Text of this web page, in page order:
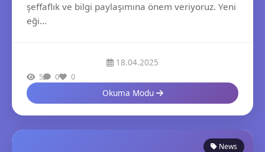
şeffaflık ve bilgi paylaşımına önem veriyoruz. Yeni
eği...
18.04.2025
5 0 0
Okuma Modu
News